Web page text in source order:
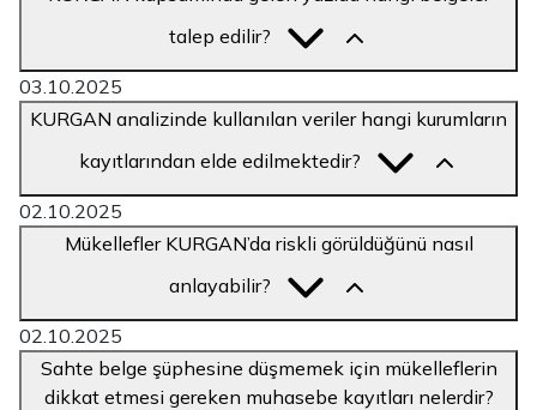
talep edilir?
03.10.2025
KURGAN analizinde kullanılan veriler hangi kurumların
kayıtlarından elde edilmektedir?
02.10.2025
Mükellefler KURGAN’da riskli görüldüğünü nasıl
anlayabilir?
02.10.2025
Sahte belge şüphesine düşmemek için mükelleflerin
dikkat etmesi gereken muhasebe kayıtları nelerdir?